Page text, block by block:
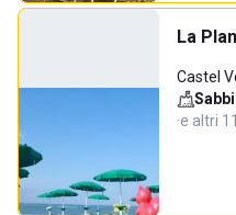
La
Castel
·e altri